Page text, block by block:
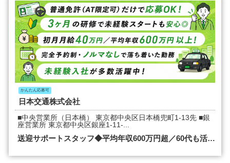
かんたん応募可
日本交通株式会社
■中央営業所（日本橋） 東京都中央区日本橋兜町1-13先 ■銀
座営業所 東京都中央区銀座1-11-...
送迎サポートスタッフ◆平均年収600万円超／60代も活…